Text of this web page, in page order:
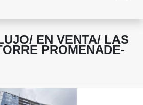
EN VENTA/ LAS
PROMENADE-